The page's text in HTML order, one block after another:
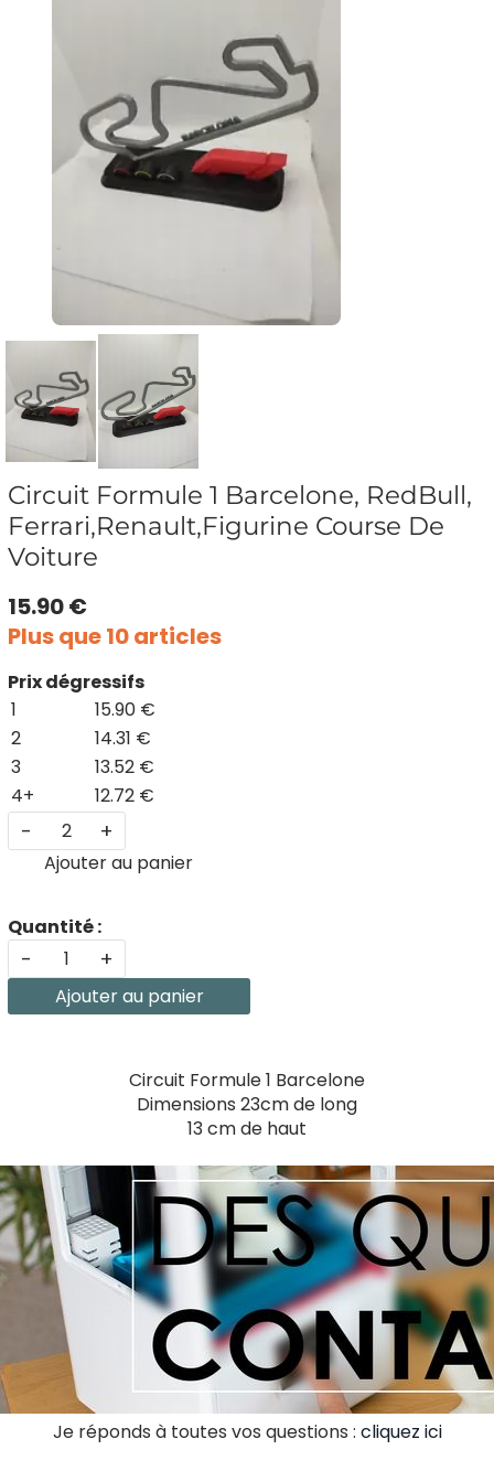
Circuit Formule 1 Barcelone, RedBull,
Ferrari,Renault,Figurine Course De
Voiture
15.90 €
Plus que 10 articles
Prix dégressifs
1
15.90 €
2
14.31 €
3
13.52 €
4+
12.72 €
- +
Ajouter au panier
Quantité :
- +
Ajouter au panier
Circuit Formule 1 Barcelone
Dimensions 23cm de long
13 cm de haut
Je réponds à toutes vos questions : cliquez ici